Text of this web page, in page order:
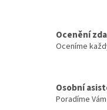
Ocenění
Oceníme
Osobní
Poradíme